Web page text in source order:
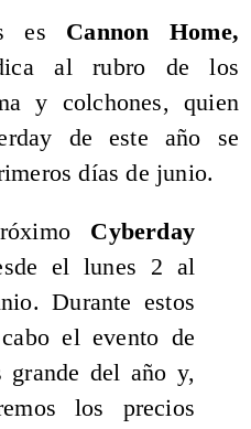
es Cannon Home,
al rubro de los
y colchones, quien
de este año se
días de junio.
Cyberday
el lunes 2 al
Durante estos
el evento de
grande del año y,
los precios